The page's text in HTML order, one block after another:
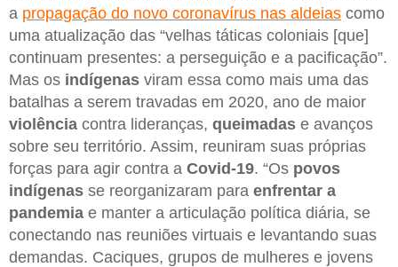
a propagação do novo coronavírus nas aldeias como
uma atualização das “velhas táticas coloniais [que]
continuam presentes: a perseguição e a pacificação”.
Mas os indígenas viram essa como mais uma das
batalhas a serem travadas em 2020, ano de maior
violência contra lideranças, queimadas e avanços
sobre seu território. Assim, reuniram suas próprias
forças para agir contra a Covid-19. “Os povos
indígenas se reorganizaram para enfrentar a
pandemia e manter a articulação política diária, se
conectando nas reuniões virtuais e levantando suas
demandas. Caciques, grupos de mulheres e jovens